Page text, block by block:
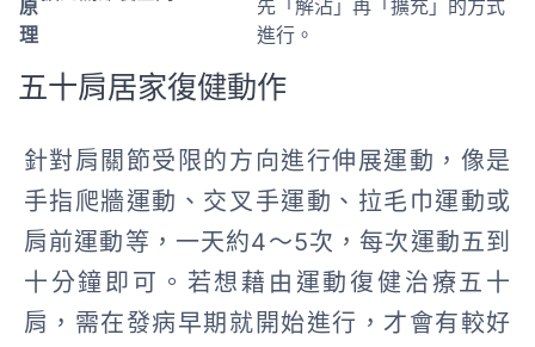
原
理
先「解沾」再「擴充」的方式
進行。
五十肩居家復健動作
針對肩關節受限的方向進行伸展運動，像是
手指爬牆運動、交叉手運動、拉毛巾運動或
肩前運動等，一天約4～5次，每次運動五到
十分鐘即可。若想藉由運動復健治療五十
肩，需在發病早期就開始進行，才會有較好